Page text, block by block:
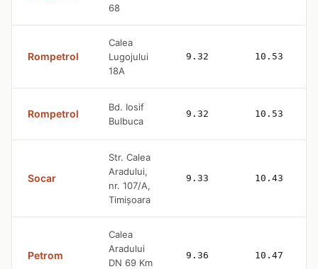
68
Rompetrol
Calea
Lugojului
18A
9.32 10.53
Rompetrol
Bd. Iosif
Bulbuca
9.32 10.53
Socar
Str. Calea
Aradului,
nr. 107/A,
Timișoara
9.33 10.43
Petrom
Calea
Aradului
DN 69 Km
9.36 10.47